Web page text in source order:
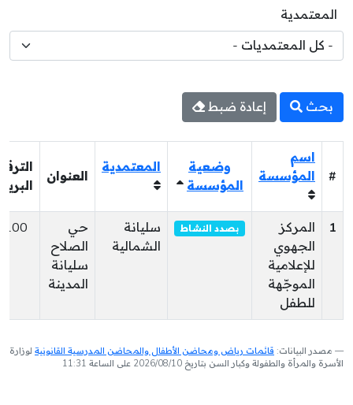
المعتمدية
بحث إعادة ضبط
#
اسم
المؤسسة
وضعية
المؤسسة
المعتمدية
العنوان
1
المركز
الجهوي
للإعلامية
الموجّهة
للطفل
بصدد النشاط
سليانة
الشمالية
حي
الصلاح
سليانة
المدينة
مصدر البيانات: قائمات رياض ومحاضن الأطفال والمحاضن المدرسية القانونية لوزارة
الأسرة والمرأة والطفولة وكبار السن بتاريخ 2026/08/10 على الساعة 11:31